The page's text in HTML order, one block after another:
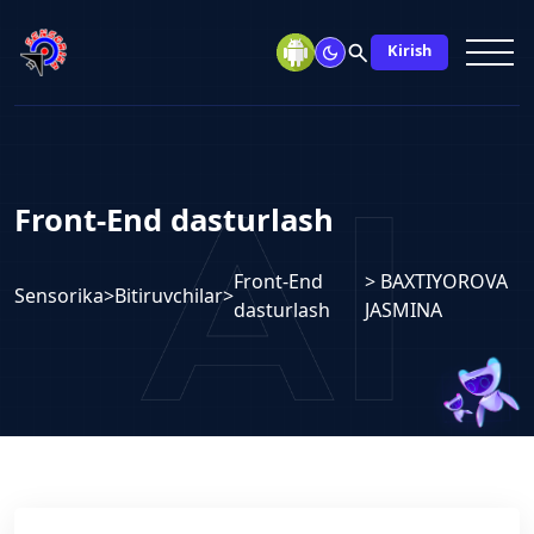
search Kirish
Front-End dasturlash
Sensorika>Bitiruvchilar>
Front-End
dasturlash
> BAXTIYOROVA
JASMINA